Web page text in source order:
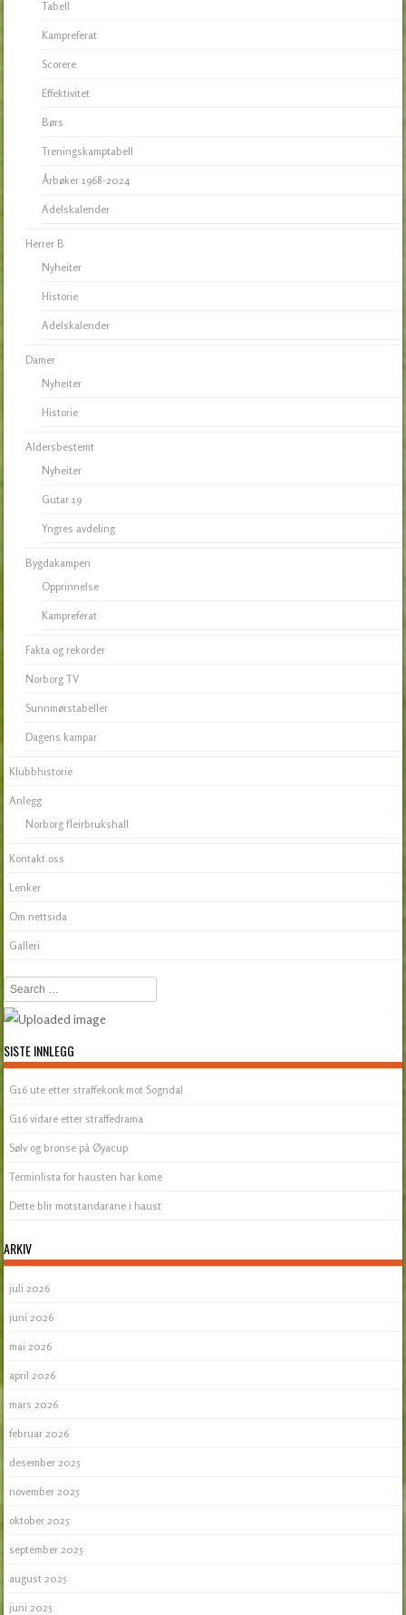
Tabell
Kampreferat
Scorere
Effektivitet
Børs
Treningskamptabell
Årbøker 1968-2024
Adelskalender
Herrer B
Nyheiter
Historie
Adelskalender
Damer
Nyheiter
Historie
Aldersbestemt
Nyheiter
Gutar 19
Yngres avdeling
Bygdakampen
Opprinnelse
Kampreferat
Fakta og rekorder
Norborg TV
Sunnmørstabeller
Dagens kampar
Klubbhistorie
Anlegg
Norborg fleirbrukshall
Kontakt oss
Lenker
Om nettsida
Galleri
Search
SISTE INNLEGG
G16 ute etter straffekonk mot Sogndal
G16 vidare etter straffedrama
Sølv og bronse på Øyacup
Terminlista for hausten har kome
Dette blir motstandarane i haust
ARKIV
juli 2026
juni 2026
mai 2026
april 2026
mars 2026
februar 2026
desember 2025
november 2025
oktober 2025
september 2025
august 2025
juni 2025